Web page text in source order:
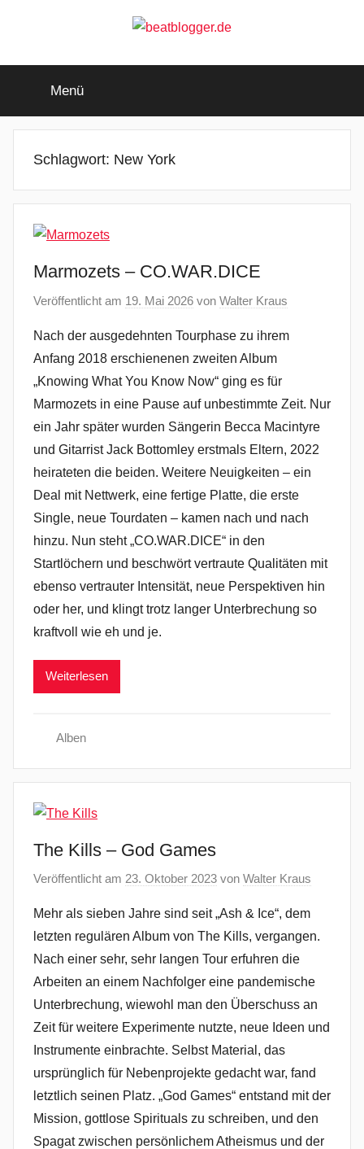
beatblogger.de
beat
goes
Menü
Schlagwort: New York
Marmozets – CO.WAR.DICE
Veröffentlicht am 19. Mai 2026 von Walter Kraus
Nach der ausgedehnten Tourphase zu ihrem
Anfang 2018 erschienenen zweiten Album
„Knowing What You Know Now“ ging es für
Marmozets in eine Pause auf unbestimmte Zeit. Nur
ein Jahr später wurden Sängerin Becca Macintyre
und Gitarrist Jack Bottomley erstmals Eltern, 2022
heirateten die beiden. Weitere Neuigkeiten – ein
Deal mit Nettwerk, eine fertige Platte, die erste
Single, neue Tourdaten – kamen nach und nach
hinzu. Nun steht „CO.WAR.DICE“ in den
Startlöchern und beschwört vertraute Qualitäten mit
ebenso vertrauter Intensität, neue Perspektiven hin
oder her, und klingt trotz langer Unterbrechung so
kraftvoll wie eh und je.
Weiterlesen
Alben
The Kills – God Games
Veröffentlicht am 23. Oktober 2023 von Walter Kraus
Mehr als sieben Jahre sind seit „Ash & Ice“, dem
letzten regulären Album von The Kills, vergangen.
Nach einer sehr, sehr langen Tour erfuhren die
Arbeiten an einem Nachfolger eine pandemische
Unterbrechung, wiewohl man den Überschuss an
Zeit für weitere Experimente nutzte, neue Ideen und
Instrumente einbrachte. Selbst Material, das
ursprünglich für Nebenprojekte gedacht war, fand
letztlich seinen Platz. „God Games“ entstand mit der
Mission, gottlose Spirituals zu schreiben, und den
Spagat zwischen persönlichem Atheismus und der